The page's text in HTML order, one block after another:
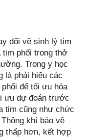
đổi về sinh lý tim
phổi trong thở
Trong y học
là phải hiểu các
để tối ưu hóa
ưu dự đoán trước
tim cũng như chức
khí bảo vệ
thấp hơn, kết hợp